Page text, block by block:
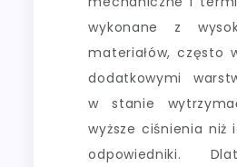
wykonane z
materiałów, często
dodatkowymi
w stanie
wyższe ciśnienia niż
odpowiedniki.